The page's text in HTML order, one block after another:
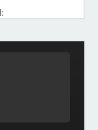
Las Viudas